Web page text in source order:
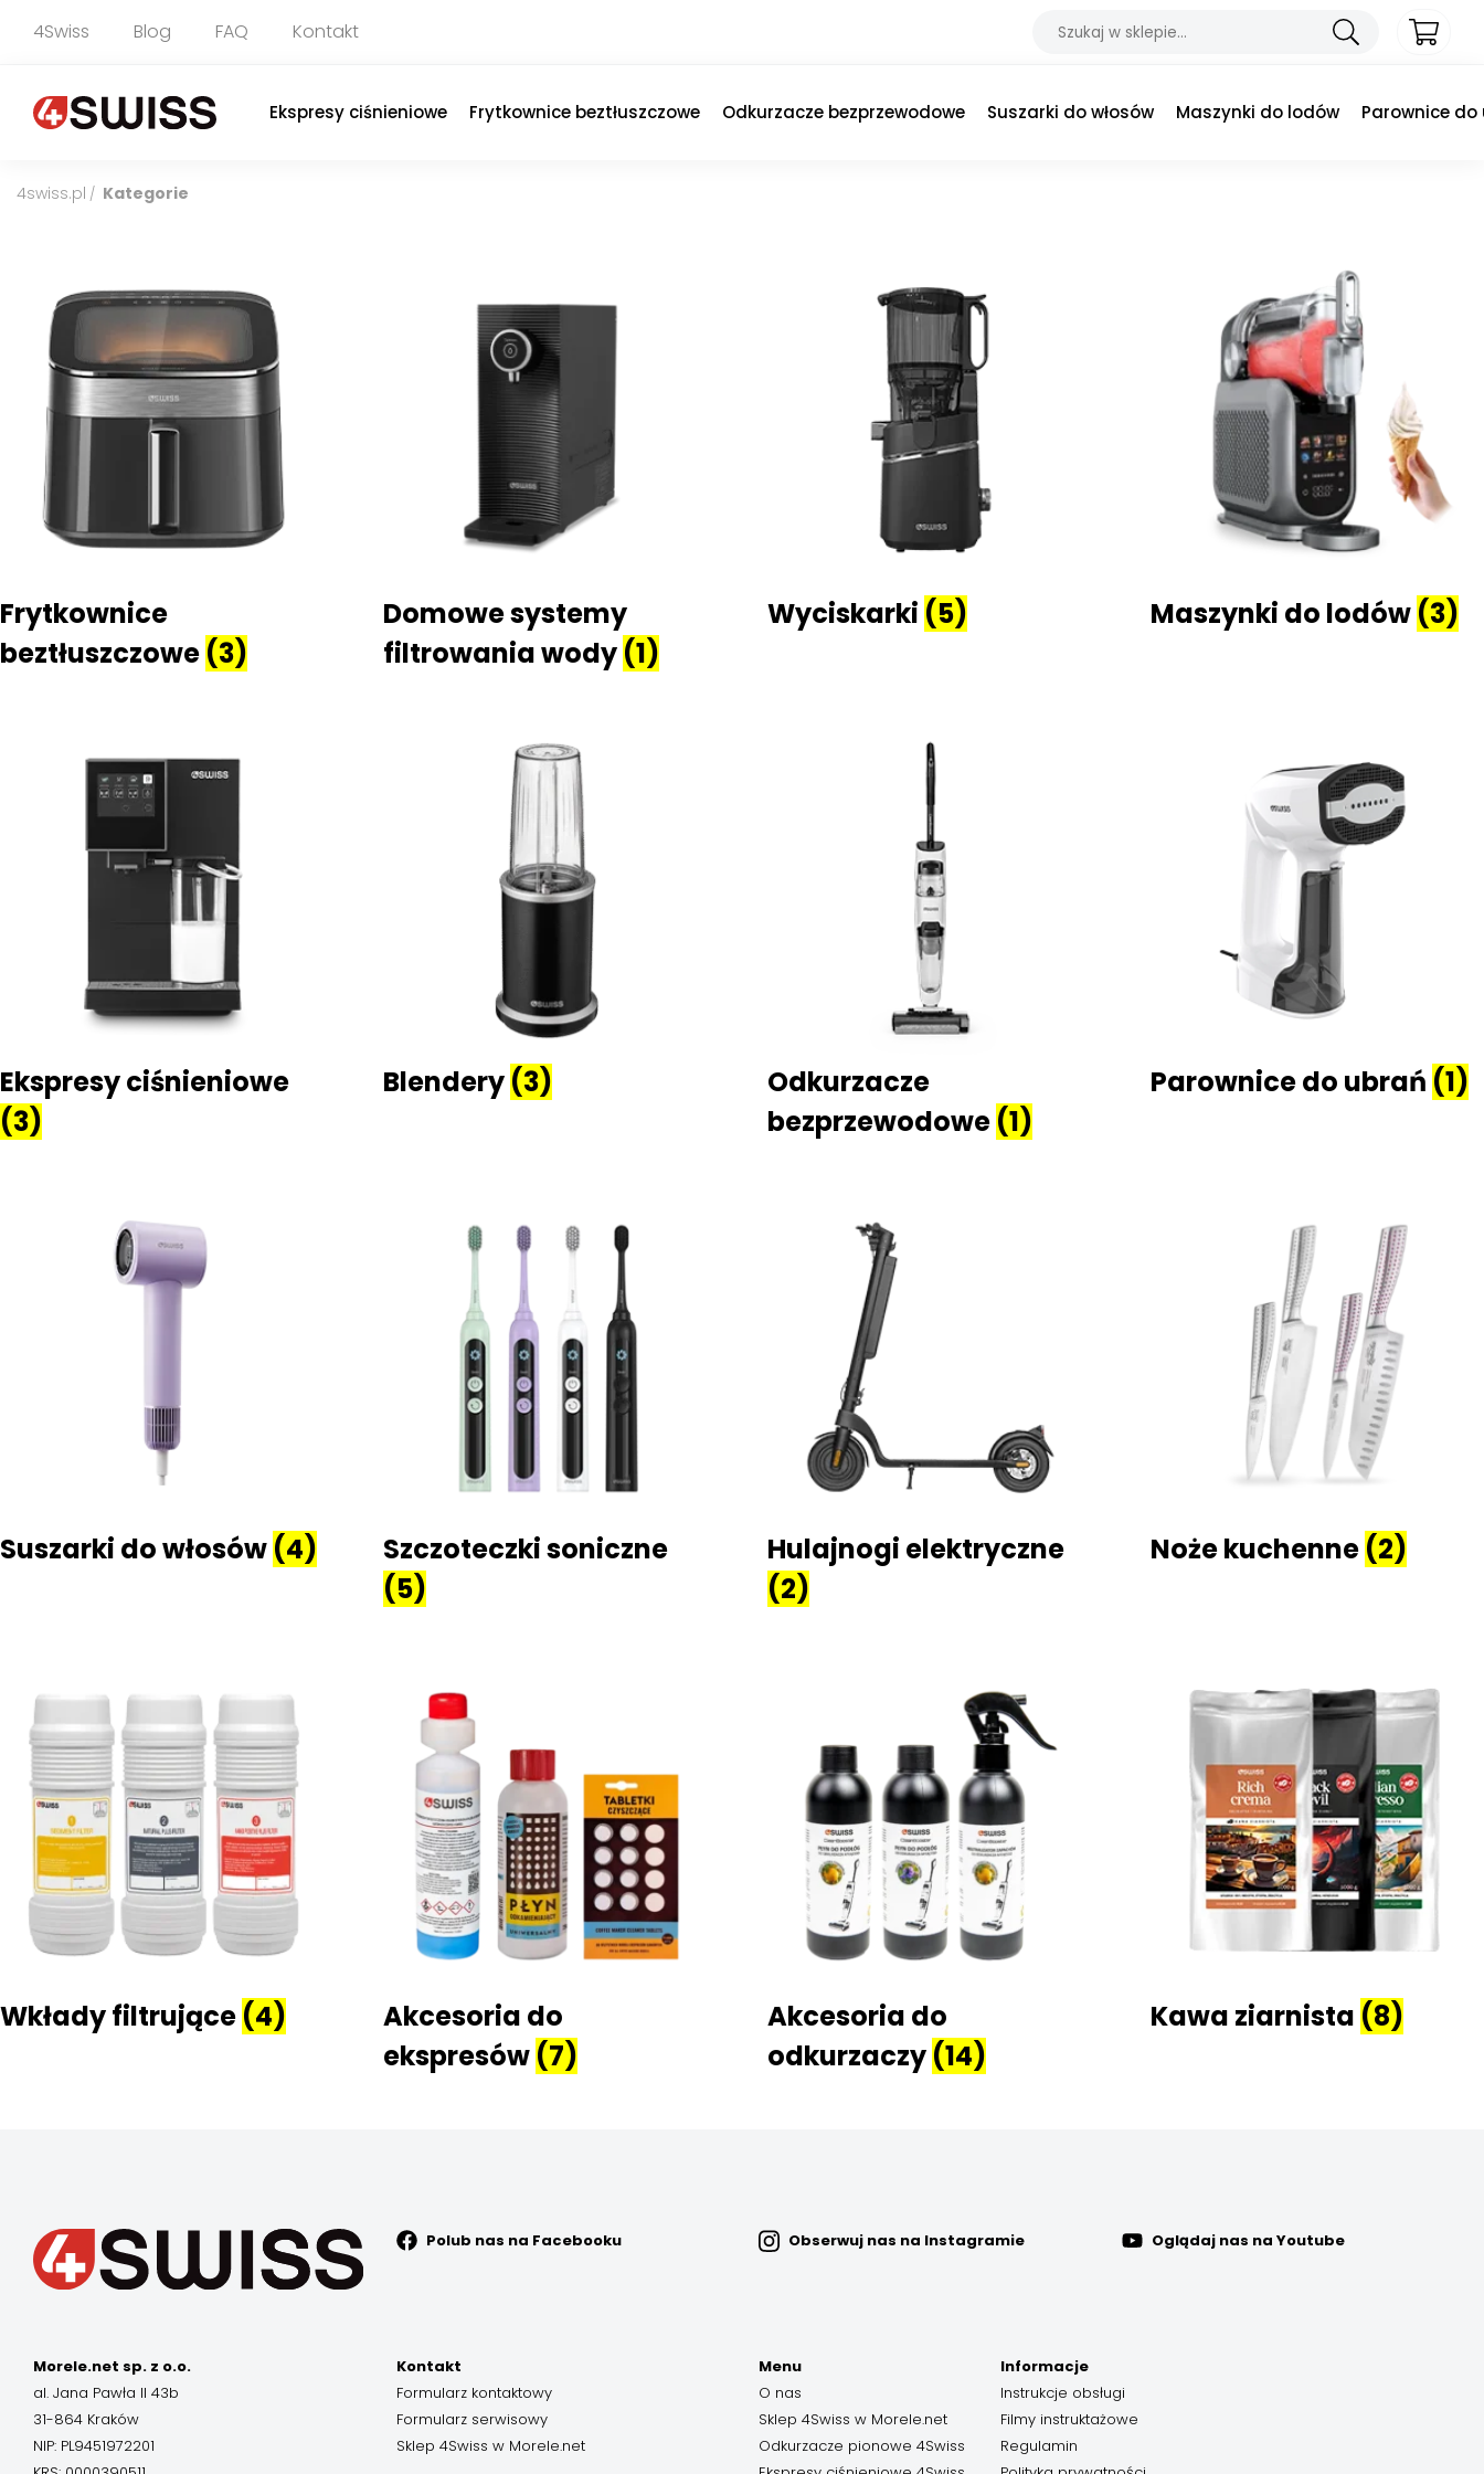
4Swiss Blog FAQ Kontakt
Ekspresy ciśnieniowe Frytkownice beztłuszczowe Odkurzacze bezprzewodowe Suszarki do włosów Maszynki do lodów Parownice
4swiss.pl / Kategorie
Frytkownice
beztłuszczowe (3)
Domowe systemy
filtrowania wody (1)
Wyciskarki (5) Maszynki do lodów (3)
Ekspresy ciśnieniowe
(3)
Blendery (3)
Odkurzacze
bezprzewodowe (1)
Parownice do ubrań (1)
Suszarki do włosów (4)
Szczoteczki soniczne
(5)
Hulajnogi elektryczne
(2)
Noże kuchenne (2)
Wkłady filtrujące (4)
Akcesoria do
ekspresów (7)
Akcesoria do
odkurzaczy (14)
Kawa ziarnista (8)
Polub nas na Facebooku Obserwuj nas na Instagramie Oglądaj nas na Youtube
Morele.net sp. z o.o.
al. Jana Pawła II 43b
31-864 Kraków
NIP: PL9451972201
Kontakt
Formularz kontaktowy
Formularz serwisowy
Sklep 4Swiss w Morele.net
Menu
O nas
Sklep 4Swiss w Morele.net
Odkurzacze pionowe 4Swiss
Informacje
Instrukcje obsługi
Filmy instruktażowe
Regulamin